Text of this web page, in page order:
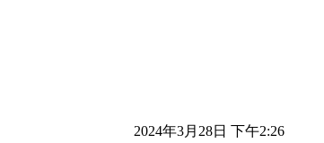
2024年3月28日 下午2:26